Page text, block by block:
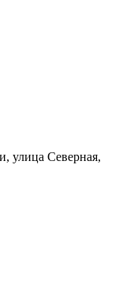
улица Северная,